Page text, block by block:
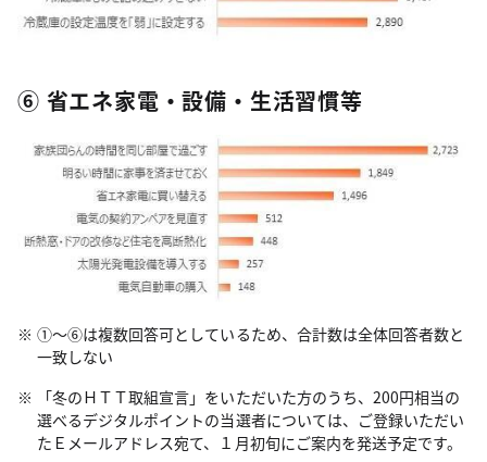
⑥ 省エネ家電・設備・生活習慣等
①～⑥は複数回答可としているため、合計数は全体回答者数と
一致しない
「冬のＨＴＴ取組宣言」をいただいた方のうち、200円相当の
選べるデジタルポイントの当選者については、ご登録いただい
たＥメールアドレス宛て、１月初旬にご案内を発送予定です。